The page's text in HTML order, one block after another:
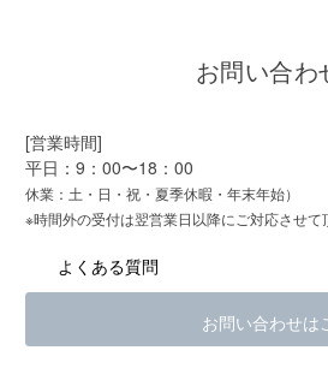
お問い合わ
[営業時間]
平日：9：00〜18：00
休業：土・日・祝・夏季休暇・年末年始）
※時間外の受付は翌営業日以降にご対応させて
よくある質問
お問い合わせは